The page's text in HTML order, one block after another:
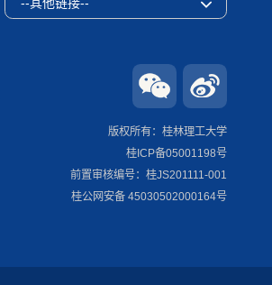
--其他链接--
版权所有：桂林理工大学
桂ICP备05001198号
前置审核编号：桂JS201111-001
桂公网安备 45030502000164号